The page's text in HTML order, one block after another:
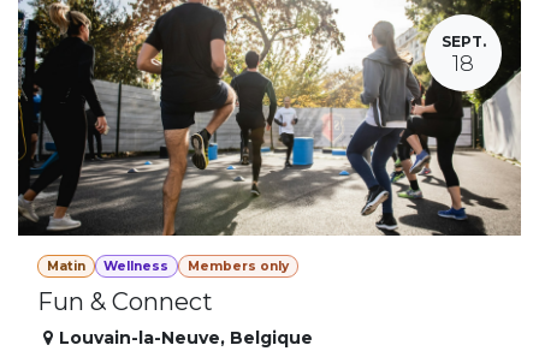
SEPT.
18
Matin Wellness Members only
Fun & Connect
Louvain-la-Neuve, Belgique